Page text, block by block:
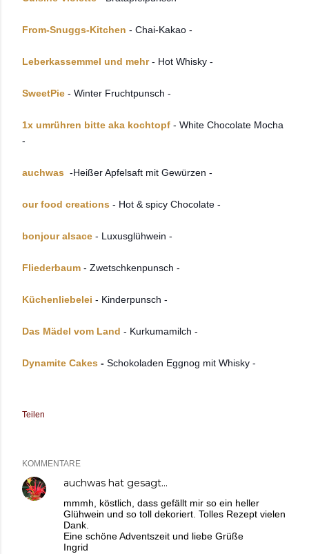
From-Snuggs-Kitchen - Chai-Kakao -
Leberkassemmel und mehr - Hot Whisky -
SweetPie - Winter Fruchtpunsch -
1x umrühren bitte aka kochtopf - White Chocolate Mocha
-
auchwas -Heißer Apfelsaft mit Gewürzen -
our food creations - Hot & spicy Chocolate -
bonjour alsace - Luxusglühwein -
Fliederbaum - Zwetschkenpunsch -
Küchenliebelei - Kinderpunsch -
Das Mädel vom Land - Kurkumamilch -
Dynamite Cakes - Schokoladen Eggnog mit Whisky -
Teilen
KOMMENTARE
auchwas hat gesagt…
mmmh, köstlich, dass gefällt mir so ein heller
Glühwein und so toll dekoriert. Tolles Rezept vielen
Dank.
Eine schöne Adventszeit und liebe Grüße
Ingrid